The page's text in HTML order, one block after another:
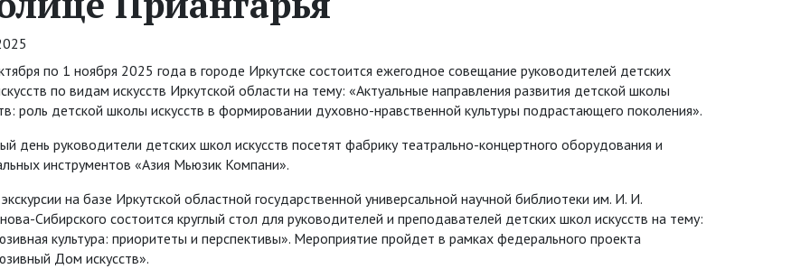
по 1 ноября 2025 года в городе Иркутске состоится ежегодное совещание руководителей детских
по видам искусств Иркутской области на тему: «Актуальные направления развития детской школы
роль детской школы искусств в формировании духовно-нравственной культуры подрастающего поколения».
день руководители детских школ искусств посетят фабрику театрально-концертного оборудования и
инструментов «Азия Мьюзик Компани».
на базе Иркутской областной государственной универсальной научной библиотеки им. И. И.
Сибирского состоится круглый стол для руководителей и преподавателей детских школ искусств на тему:
культура: приоритеты и перспективы». Мероприятие пройдет в рамках федерального проекта
Дом искусств».